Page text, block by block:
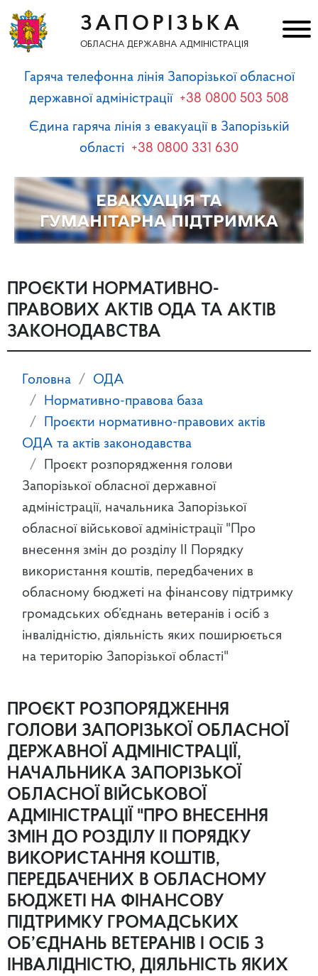
ЗАПОРІЗЬКА
ОБЛАСНА ДЕРЖАВНА АДМІНІСТРАЦІЯ
Гаряча телефонна лінія Запорізької обласної
державної адміністрації +38 0800 503 508
Єдина гаряча лінія з евакуації в Запорізькій
області +38 0800 331 630
ПРОЄКТИ НОРМАТИВНО-
ПРАВОВИХ АКТІВ ОДА ТА АКТІВ
ЗАКОНОДАВСТВА
Головна
ОДА
Нормативно-правова база
Проєкти нормативно-правових актів
ОДА та актів законодавства
Проєкт розпорядження голови
Запорізької обласної державної
адміністрації, начальника Запорізької
обласної військової адміністрації "Про
внесення змін до розділу ІІ Порядку
використання коштів, передбачених в
обласному бюджеті на фінансову підтримку
громадських об’єднань ветеранів і осіб з
інвалідністю, діяльність яких поширюється
на територію Запорізької області"
ПРОЄКТ РОЗПОРЯДЖЕННЯ
ГОЛОВИ ЗАПОРІЗЬКОЇ ОБЛАСНОЇ
ДЕРЖАВНОЇ АДМІНІСТРАЦІЇ,
НАЧАЛЬНИКА ЗАПОРІЗЬКОЇ
ОБЛАСНОЇ ВІЙСЬКОВОЇ
АДМІНІСТРАЦІЇ "ПРО ВНЕСЕННЯ
ЗМІН ДО РОЗДІЛУ ІІ ПОРЯДКУ
ВИКОРИСТАННЯ КОШТІВ,
ПЕРЕДБАЧЕНИХ В ОБЛАСНОМУ
БЮДЖЕТІ НА ФІНАНСОВУ
ПІДТРИМКУ ГРОМАДСЬКИХ
ОБ’ЄДНАНЬ ВЕТЕРАНІВ І ОСІБ З
ІНВАЛІДНІСТЮ, ДІЯЛЬНІСТЬ ЯКИХ